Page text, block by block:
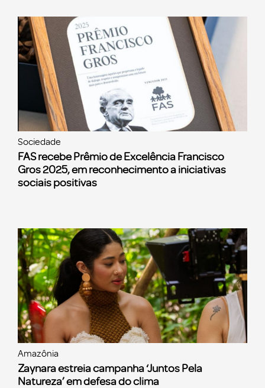
Sociedade
FAS recebe Prêmio de Excelência Francisco
Gros 2025, em reconhecimento a iniciativas
sociais positivas
Amazônia
Zaynara estreia campanha ‘Juntos Pela
Natureza’ em defesa do clima